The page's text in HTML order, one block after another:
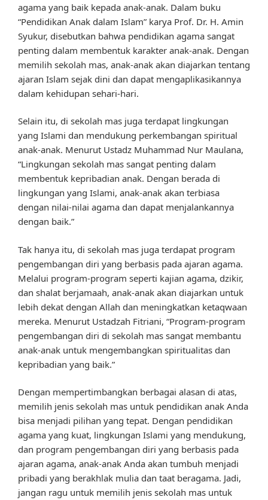
agama yang baik kepada anak-anak. Dalam buku
“Pendidikan Anak dalam Islam” karya Prof. Dr. H. Amin
Syukur, disebutkan bahwa pendidikan agama sangat
penting dalam membentuk karakter anak-anak. Dengan
memilih sekolah mas, anak-anak akan diajarkan tentang
ajaran Islam sejak dini dan dapat mengaplikasikannya
dalam kehidupan sehari-hari.
Selain itu, di sekolah mas juga terdapat lingkungan
yang Islami dan mendukung perkembangan spiritual
anak-anak. Menurut Ustadz Muhammad Nur Maulana,
“Lingkungan sekolah mas sangat penting dalam
membentuk kepribadian anak. Dengan berada di
lingkungan yang Islami, anak-anak akan terbiasa
dengan nilai-nilai agama dan dapat menjalankannya
dengan baik.”
Tak hanya itu, di sekolah mas juga terdapat program
pengembangan diri yang berbasis pada ajaran agama.
Melalui program-program seperti kajian agama, dzikir,
dan shalat berjamaah, anak-anak akan diajarkan untuk
lebih dekat dengan Allah dan meningkatkan ketaqwaan
mereka. Menurut Ustadzah Fitriani, “Program-program
pengembangan diri di sekolah mas sangat membantu
anak-anak untuk mengembangkan spiritualitas dan
kepribadian yang baik.”
Dengan mempertimbangkan berbagai alasan di atas,
memilih jenis sekolah mas untuk pendidikan anak Anda
bisa menjadi pilihan yang tepat. Dengan pendidikan
agama yang kuat, lingkungan Islami yang mendukung,
dan program pengembangan diri yang berbasis pada
ajaran agama, anak-anak Anda akan tumbuh menjadi
pribadi yang berakhlak mulia dan taat beragama. Jadi,
jangan ragu untuk memilih jenis sekolah mas untuk